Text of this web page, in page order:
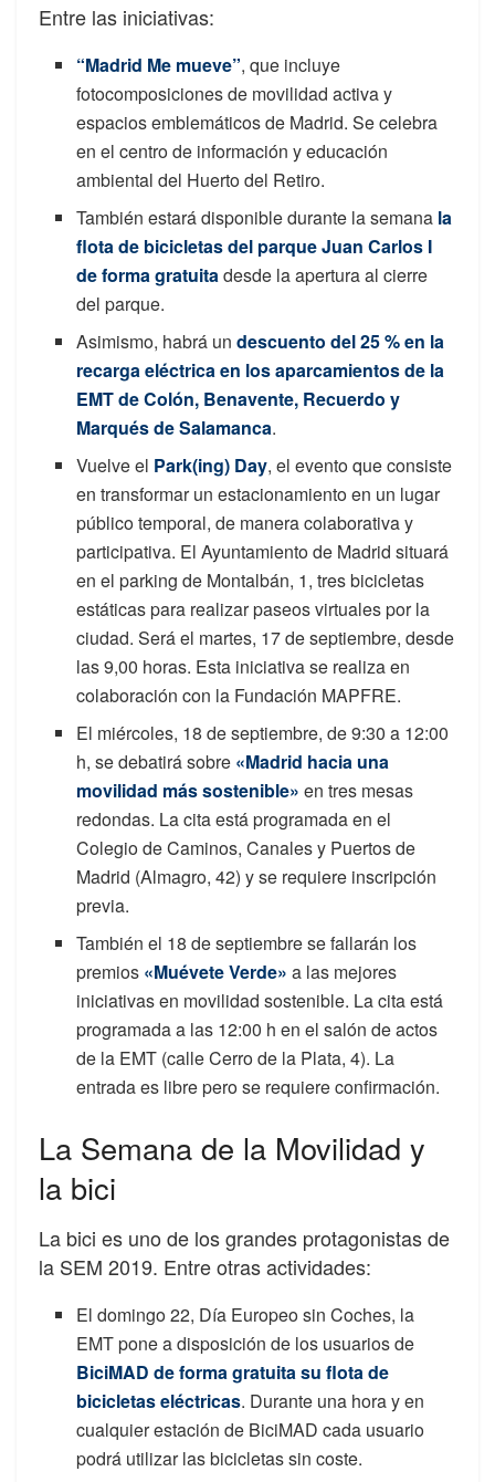
Entre las iniciativas:
“Madrid Me mueve”, que incluye
fotocomposiciones de movilidad activa y
espacios emblemáticos de Madrid. Se celebra
en el centro de información y educación
ambiental del Huerto del Retiro.
También estará disponible durante la semana la
flota de bicicletas del parque Juan Carlos I
de forma gratuitadesde la apertura al cierre
del parque.
Asimismo, habrá undescuento del 25 % en la
recarga eléctrica en los aparcamientos de la
EMT de Colón, Benavente, Recuerdo y
Marqués de Salamanca.
Vuelve el Park(ing) Day, el evento que consiste
en transformar un estacionamiento en un lugar
público temporal, de manera colaborativa y
participativa. El Ayuntamiento de Madrid situará
en el parking de Montalbán, 1, tres bicicletas
estáticas para realizar paseos virtuales por la
ciudad. Será el martes, 17 de septiembre, desde
las 9,00 horas. Esta iniciativa se realiza en
colaboración con la Fundación MAPFRE.
El miércoles, 18 de septiembre, de 9:30 a 12:00
h, se debatirá sobre «Madrid hacia una
movilidad más sostenible» en tres mesas
redondas. La cita está programada en el
Colegio de Caminos, Canales y Puertos de
Madrid (Almagro, 42) y se requiere inscripción
previa.
También el 18 de septiembre se fallarán los
premios «Muévete Verde» a las mejores
iniciativas en movilidad sostenible. La cita está
programada a las 12:00 h en el salón de actos
de la EMT (calle Cerro de la Plata, 4). La
entrada es libre pero se requiere confirmación.
La Semana de la Movilidad y
la bici
La bici es uno de los grandes protagonistas de
la SEM 2019. Entre otras actividades:
El domingo 22, Día Europeo sin Coches, la
EMT pone a disposición de los usuarios de
BiciMAD de forma gratuita su flota de
bicicletas eléctricas. Durante una hora y en
cualquier estación de BiciMAD cada usuario
podrá utilizar las bicicletas sin coste.